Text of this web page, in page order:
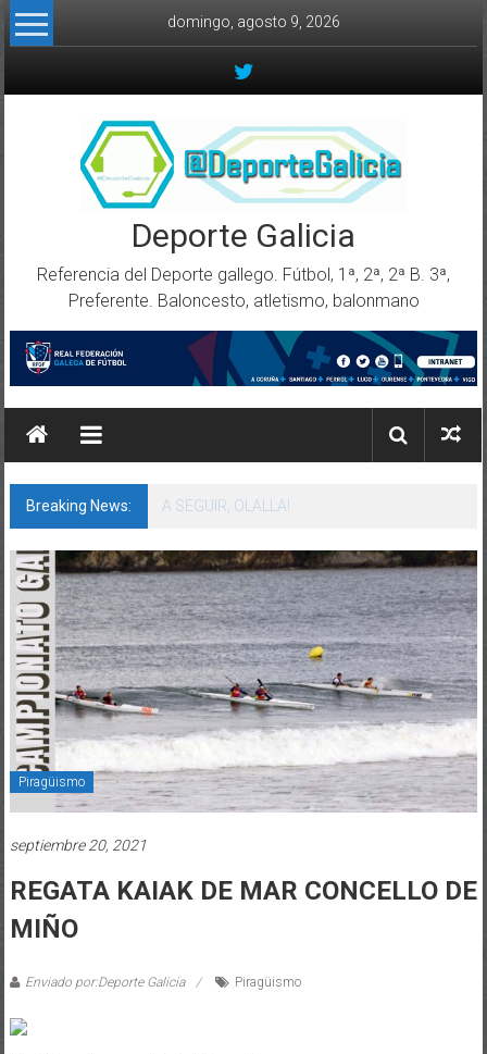
Skip to content
domingo, agosto 9, 2026
Deporte Galicia
Referencia del Deporte gallego. Fútbol, 1ª, 2ª, 2ª B. 3ª,
Preferente. Baloncesto, atletismo, balonmano
Breaking News:
Piragüismo
septiembre 20, 2021
REGATA KAIAK DE MAR CONCELLO DE
MIÑO
Enviado por:Deporte Galicia Piragüismo